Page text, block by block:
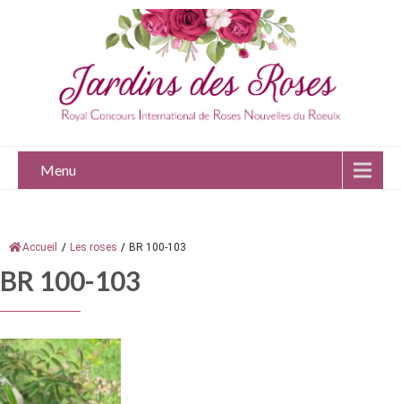
Menu
Accueil / Les roses / BR 100-103
BR 100-103